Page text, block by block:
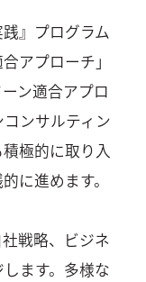
』プログラム
アプローチ」
ン適合アプロ
ンサルティン
極的に取り入
に進めます。
戦略、ビジネ
ます。多様な